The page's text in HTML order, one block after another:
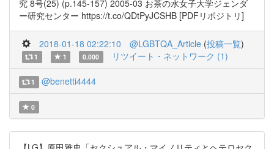
究 8号(25) (p.145-157) 2005-03 お茶の水女子大学ジェンダ
ー研究センター https://t.co/QDtPyJCSHB [PDFリポジトリ]
2018-01-18 02:22:10 @LGBTQA_Article (投稿一覧)
1 1 0.000 リツイート・ネットワーク (1)
1 @benetti4444
0